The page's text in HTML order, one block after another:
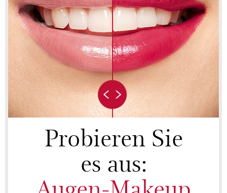
Probieren Sie
es aus: